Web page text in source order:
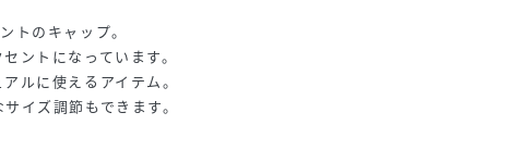
トのキャップ。
ントになっています。
ルに使えるアイテム。
イズ調節もできます。